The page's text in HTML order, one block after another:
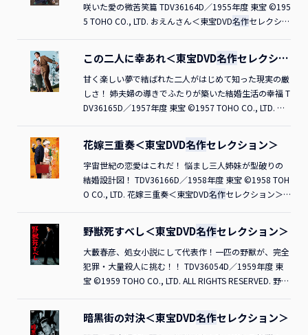
咲いた愛の微苦笑篇 TDV36164D／1955年度 東宝 ©195
5 TOHO CO., LTD. おえんさん＜東宝DVD名作セレクショ
この二人に幸あれ＜東宝DVD名作セレクショ
ン＞
甘く楽しい夢で結ばれた二人がはじめて知った現実の厳
しさ！ 姉夫婦の導きでふたりが築いた結婚生活の幸福 T
DV36165D／1957年度 東宝 ©1957 TOHO CO., LTD. こ
花嫁三重奏＜東宝DVD名作セレクション＞
宇宙世紀の恋愛はこれだ！ 悩まし三人姉妹が型破りの
結婚設計図！ TDV36166D／1958年度 東宝 ©1958 TOH
O CO., LTD. 花嫁三重奏＜東宝DVD名作セレクション＞
野獣死すべし＜東宝DVD名作セレクション＞
大藪春彦、処女小説にして代表作！一匹の野獣が、完全
犯罪・大量殺人に挑む！！ TDV36054D／1959年度 東
宝 ©1959 TOHO CO., LTD. ALL RIGHTS RESERVED. 野獣
暗黒街の対決＜東宝DVD名作セレクション＞